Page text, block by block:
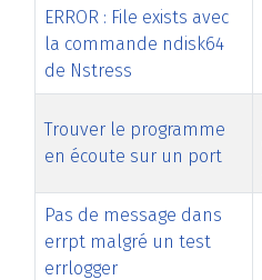
ERROR : File exists avec
la commande ndisk64
de Nstress
Trouver le programme
en écoute sur un port
Pas de message dans
errpt malgré un test
errlogger